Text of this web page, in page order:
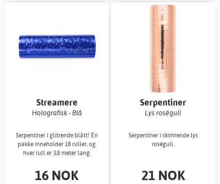
Streamere
Holografisk - Blå
Serpentiner i glitrende blått! Én
pakke inneholder 18 ruller, og
hver rull er 3,8 meter lang.
16 NOK
Serpentiner
Lys roségull
Serpentiner i skimrende lys
roségull.
21 NOK